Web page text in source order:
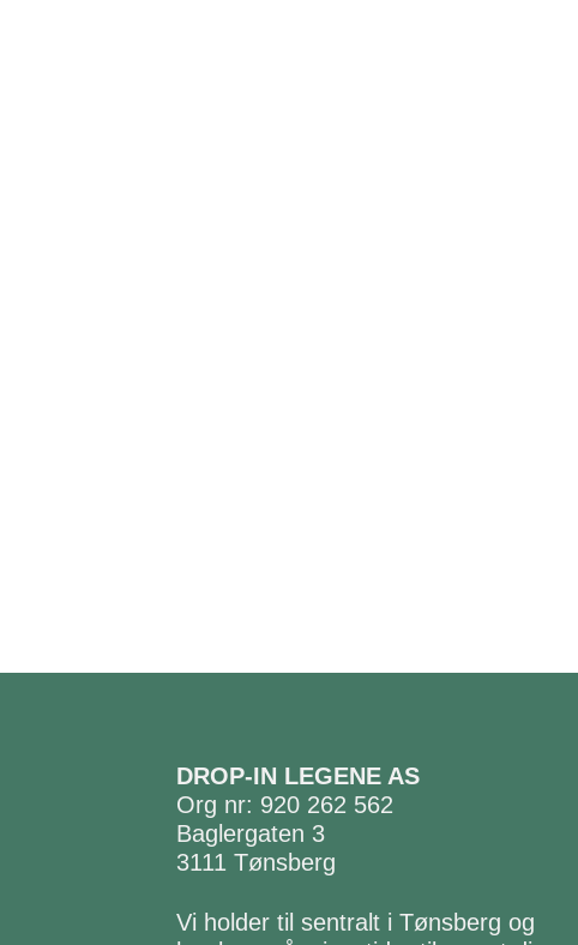
DROP-IN LEGENE AS
Org nr: 920 262 562
Baglergaten 3
3111 Tønsberg
Vi holder til sentralt i Tønsberg og